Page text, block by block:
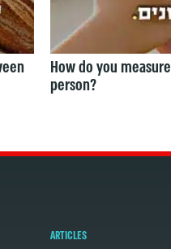
How do you
person?
ARTICLES